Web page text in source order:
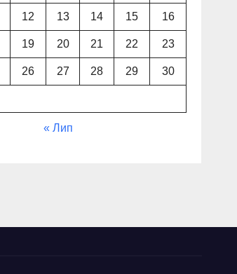
12 13 14 15 16
19 20 21 22 23
26 27 28 29 30
« Лип